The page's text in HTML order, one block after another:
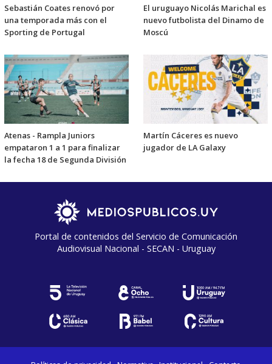
Sebastián Coates renovó por
una temporada más con el
Sporting de Portugal
El uruguayo Nicolás Marichal es
nuevo futbolista del Dinamo de
Moscú
Atenas - Rampla Juniors
empataron 1 a 1 para finalizar
la fecha 18 de Segunda División
Martín Cáceres es nuevo
jugador de LA Galaxy
Portal de contenidos del Servicio de Comunicación
Audiovisual Nacional - SECAN - Uruguay